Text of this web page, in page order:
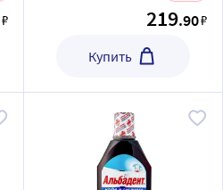
₽ 219.90₽
Купить